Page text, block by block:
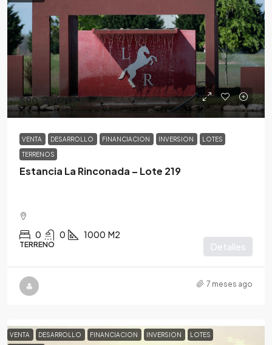
$90,000/USD
VENTA DESARROLLO FINANCIACION INVERSION LOTES
TERRENOS
Estancia La Rinconada – Lote 219
0 0 1000 M2
TERRENO Detalles
7 meses ago
VENTA DESARROLLO FINANCIACION INVERSION LOTES